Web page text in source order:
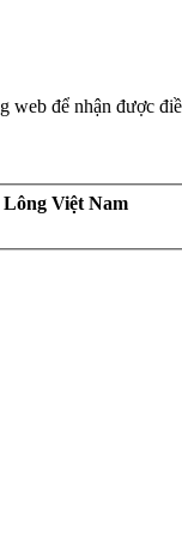
web để nhận được
Việt Nam